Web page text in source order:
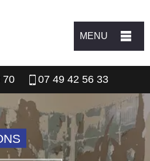
MENU
70 07 49 42 56 33